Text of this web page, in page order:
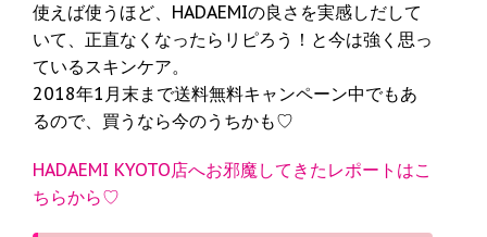
使えば使うほど、HADAEMIの良さを実感しだして
いて、正直なくなったらリピろう！と今は強く思っ
ているスキンケア。
2018年1月末まで送料無料キャンペーン中でもあ
るので、買うなら今のうちかも♡
HADAEMI KYOTO店へお邪魔してきたレポートはこ
ちらから♡